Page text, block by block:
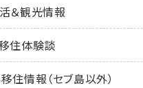
＆観光情報
住体験談
住情報（セブ島以外）